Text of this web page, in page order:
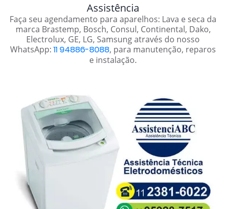
Assistência
Faça seu agendamento para aparelhos: Lava e seca da
marca Brastemp, Bosch, Consul, Continental, Dako,
Electrolux, GE, LG, Samsung através do nosso
WhatsApp: 11 94886-8088, para manutenção, reparos
e instalação.